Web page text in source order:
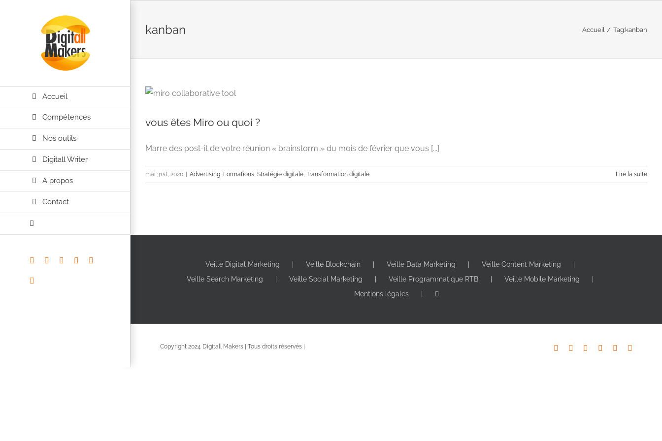
Accueil
Compétences
Nos outils
Digitall Writer
A propos
Contact
YouTubeLinkedInFacebook
kanban Accueil Tag:kanban
vous êtes Miro ou quoi ?
Marre des post-it de votre réunion « brainstorm » du mois de février que vous [...]
mai 31st, 2020 Advertising, Formations, Stratégie digitale, Transformation digitale Lire la suite
Veille Digital Marketing Veille Blockchain Veille Data Marketing
Veille Content Marketing
Veille Search Marketing
Veille Social Marketing Veille Programmatique RTB
Veille Mobile Marketing
Mentions légales
Copyright 2024 Digitall Makers | Tous droits réservés | YouTubeLinkedInFacebookInstagram